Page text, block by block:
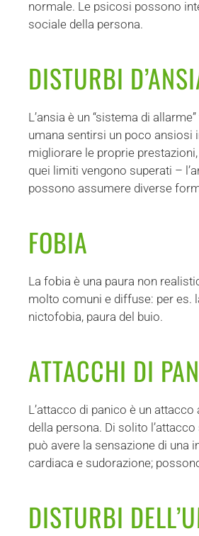
normale. Le psicosi possono
sociale della persona.
DISTURBI
L’ansia è un “sistema di
umana sentirsi un poco ansiosi
migliorare le proprie
quei limiti vengono superati –
possono assumere diverse
FOBIA
La fobia è una paura non
molto comuni e diffuse: per es.
nictofobia, paura del buio.
ATTACCHI DI
L’attacco di panico è un
della persona. Di solito
può avere la sensazione di
cardiaca e sudorazione;
DISTURBI